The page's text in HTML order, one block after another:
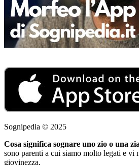
Sognipedia © 2025
Cosa significa sognare uno zio o una
sono parenti a cui siamo molto legati e vi
giovinezza.